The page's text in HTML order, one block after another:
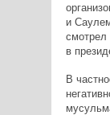
и
смотрел
в
В